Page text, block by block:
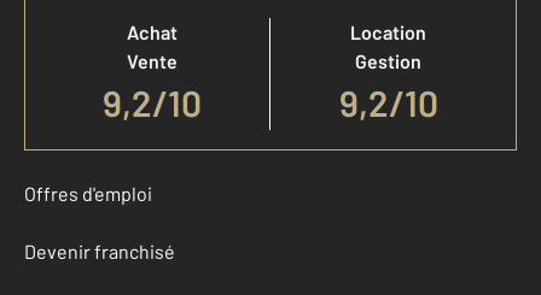
Achat
Vente
9,2/10
Location
Gestion
9,2/10
Offres d'emploi
Devenir franchisé